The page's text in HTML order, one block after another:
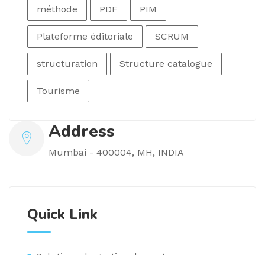
méthode PDF PIM
Plateforme éditoriale SCRUM
structuration Structure catalogue
Tourisme
Address
Mumbai - 400004, MH, INDIA
Quick Link